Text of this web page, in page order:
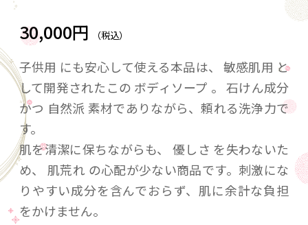
30,000円 （税込）
子供用 にも安心して使える本品は、 敏感肌用 と
して開発されたこの ボディソープ 。 石けん成分
かつ 自然派 素材でありながら、頼れる洗浄力で
す。
肌を清潔に保ちながらも、 優しさ を失わないた
め、 肌荒れ の心配が少ない商品です。刺激にな
りやすい成分を含んでおらず、肌に余計な負担
をかけません。